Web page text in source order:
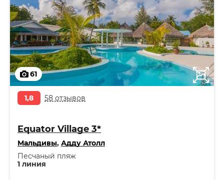
61
1,8 58 отзывов
Equator Village 3*
Мальдивы, Адду Атолл
1 линия
Песчаный пляж